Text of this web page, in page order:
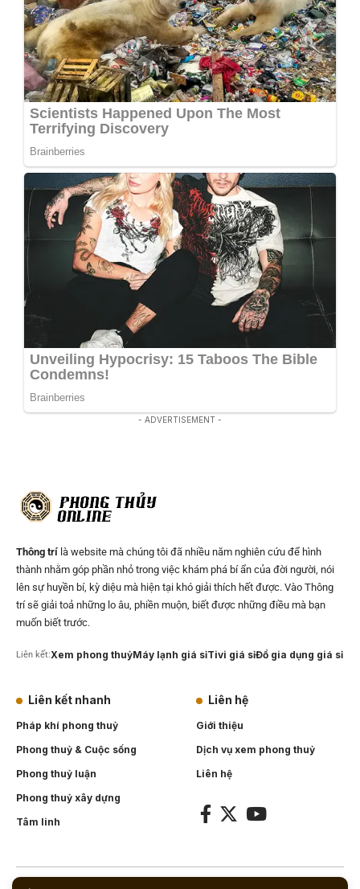
- ADVERTISEMENT -
Thông trí là website mà chúng tôi đã nhiều năm nghiên cứu để hình
thành nhằm góp phần nhỏ trong việc khám phá bí ẩn của đời người, nói
lên sự huyền bí, kỳ diệu mà hiện tại khó giải thích hết được. Vào Thông
trí sẽ giải toả những lo âu, phiền muộn, biết được những điều mà bạn
muốn biết trước.
Liên kết:Xem phong thuỷMáy lạnh giá sỉTivi giá sỉĐồ gia dụng giá sỉ
Liên kết nhanh
Pháp khí phong thuỷ
Phong thuỷ & Cuộc sống
Phong thuỷ luận
Phong thuỷ xây dựng
Tâm linh
Liên hệ
Giới thiệu
Dịch vụ xem phong thuỷ
Liên hệ